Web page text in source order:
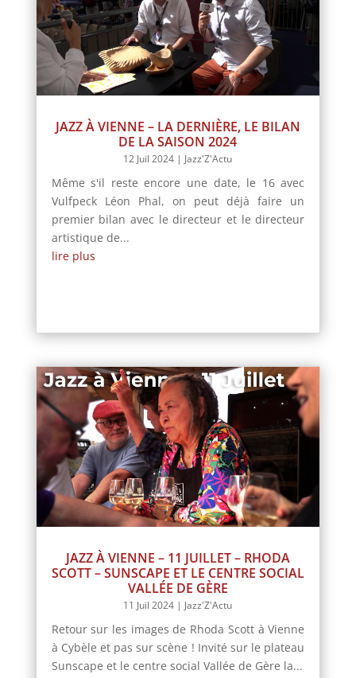
JAZZ À VIENNE – LA DERNIÈRE, LE BILAN
DE LA SAISON 2024
12 Juil 2024 | Jazz'Z'Actu
Même s'il reste encore une date, le 16 avec
Vulfpeck Léon Phal, on peut déjà faire un
premier bilan avec le directeur et le directeur
artistique de...
lire plus
JAZZ À VIENNE – 11 JUILLET – RHODA
SCOTT – SUNSCAPE ET LE CENTRE SOCIAL
VALLÉE DE GÈRE
11 Juil 2024 | Jazz'Z'Actu
Retour sur les images de Rhoda Scott à Vienne
à Cybèle et pas sur scène ! Invité sur le plateau
Sunscape et le centre social Vallée de Gère la...